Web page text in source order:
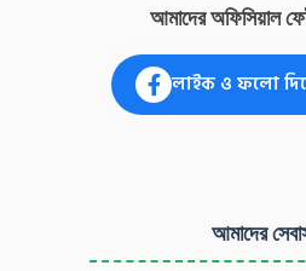
আমাদের অফিসিয়াল
লাইক ও ফলো
আমাদের